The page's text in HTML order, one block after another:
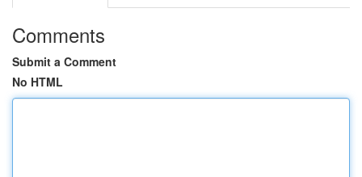
Comments
Submit a Comment
No HTML